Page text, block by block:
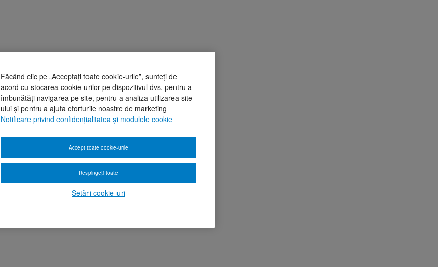
Făcând clic pe „Acceptați toate cookie-urile”, sunteți de
acord cu stocarea cookie-urilor pe dispozitivul dvs. pentru a
îmbunătăți navigarea pe site, pentru a analiza utilizarea site-
ului și pentru a ajuta eforturile noastre de marketing
Notificare privind confidențialitatea și modulele cookie
Setări cookie-uri
Respingeți toate
Accept toate cookie-urile